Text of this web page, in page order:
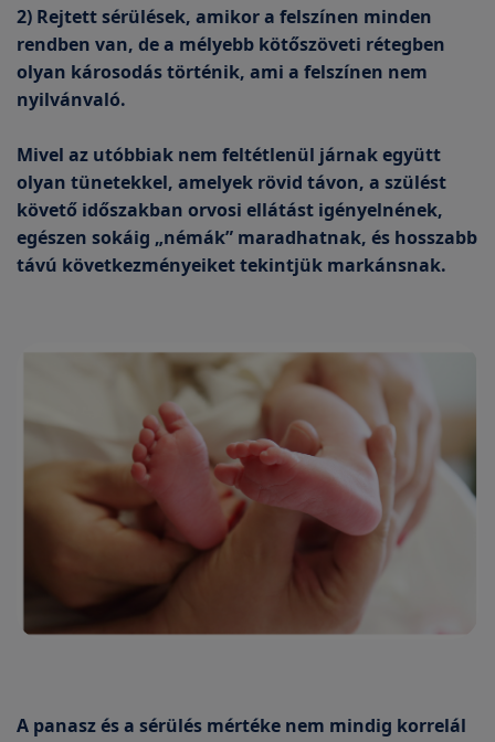
2) Rejtett sérülések, amikor a felszínen minden
rendben van, de a mélyebb kötőszöveti rétegben
olyan károsodás történik, ami a felszínen nem
nyilvánvaló.
Mivel az utóbbiak nem feltétlenül járnak együtt
olyan tünetekkel, amelyek rövid távon, a szülést
követő időszakban orvosi ellátást igényelnének,
egészen sokáig „némák” maradhatnak, és hosszabb
távú következményeiket tekintjük markánsnak.
A panasz és a sérülés mértéke nem mindig korrelál